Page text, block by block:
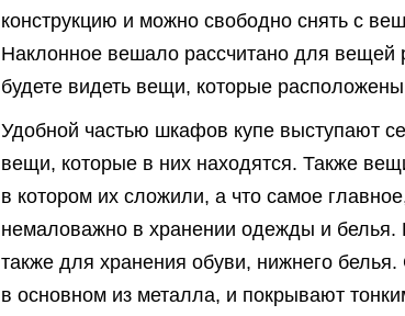
конструкцию и можно свободно снять с
Наклонное вешало рассчитано для вещей
будете видеть вещи, которые
Удобной частью шкафов купе выступают
вещи, которые в них находятся. Также
в котором их сложили, а что самое
немаловажно в хранении одежды и белья.
также для хранения обуви, нижнего
в основном из металла, и покрывают